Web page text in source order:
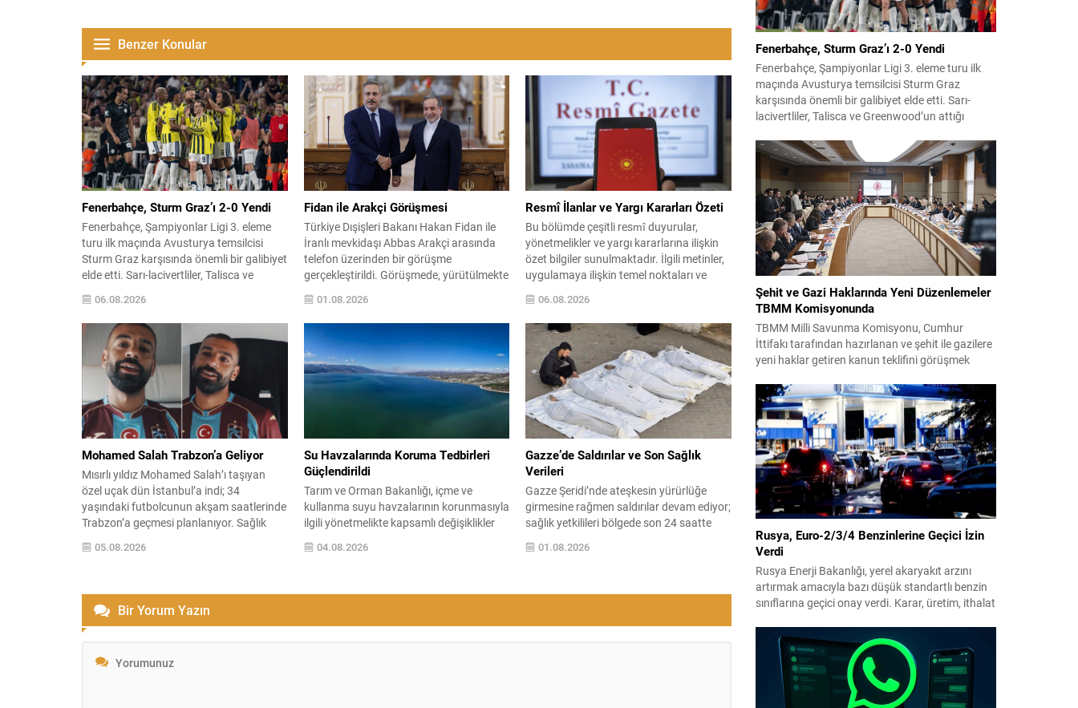
Benzer Konular
Fenerbahçe, Sturm Graz’ı 2-0 Yendi
Fenerbahçe, Şampiyonlar Ligi 3. eleme
turu ilk maçında Avusturya temsilcisi
Sturm Graz karşısında önemli bir galibiyet
elde etti. Sarı-lacivertliler, Talisca ve
Greenwood’un attığı gollerle sahadan 2-0
üstün ayrıldı ve rövanş öncesi avantaj
sağladı. Karşılaşma sonrası takım
yönetimi mücadeleyi değerlendirdi ve
gelecek planlarına dair bilgi verdi.
Futboldan sorumlu yönetici Cihan
Kamer,...
06.08.2026
Fidan ile Arakçi Görüşmesi
Türkiye Dışişleri Bakanı Hakan Fidan ile
İranlı mevkidaşı Abbas Arakçi arasında
telefon üzerinden bir görüşme
gerçekleştirildi. Görüşmede, yürütülmekte
olan müzakere sürecinin güncel durumu
ele alındı ve bölgedeki gerginliğin
azaltılmasına yönelik adımlar
değerlendirildi. Fidan, Türkiye’nin
çatışmaların sona ermesi ve kalıcı barışın
sağlanması için aktif bir rol oynamaya
devam edeceğini vurguladı. Bu...
01.08.2026
Resmî İlanlar ve Yargı Kararları Özeti
Bu bölümde çeşitli resmî duyurular,
yönetmelikler ve yargı kararlarına ilişkin
özet bilgiler sunulmaktadır. İlgili metinler,
uygulamaya ilişkin temel noktaları ve
yayımlanan düzenlemelerin kısa
açıklamalarını içerir. Aşağıdaki içerik,
farklı kategorilerdeki kararların ve
ilânların kolay okunur biçimde
düzenlenmiş hâlidir. Önemli başlıklar kalın
ve altı çizili şekilde vurgulanmıştır; böylece
dikkat çeken maddeler çabuk...
06.08.2026
Mohamed Salah Trabzon’a Geliyor
Mısırlı yıldız Mohamed Salah’ı taşıyan
özel uçak dün İstanbul’a indi; 34
yaşındaki futbolcunun akşam saatlerinde
Trabzon’a geçmesi planlanıyor. Sağlık
kontrollerinin ardından bordo-mavili
kulüple resmi sözleşmeyi imzalayacak.
numaralı formasıyla poz verdi ve kulübün
sosyal medya hesabından taraftarlara
seslendi: “Trabzon hazır mısın? Çok
05.08.2026
Su Havzalarında Koruma Tedbirleri
Güçlendirildi
Tarım ve Orman Bakanlığı, içme ve
kullanma suyu havzalarının korunmasıyla
ilgili yönetmelikte kapsamlı değişiklikler
yaptı. Yeni düzenleme, su kaynaklarına
zarar verebilecek faaliyetlere karşı daha
04.08.2026
Gazze’de Saldırılar ve Son Sağlık
Verileri
Gazze Şeridi’nde ateşkesin yürürlüğe
girmesine rağmen saldırılar devam ediyor;
sağlık yetkilileri bölgede son 24 saatte
hastanelere 2 sivil cenazesi ile 29
yaralının ulaştırıldığını açıkladı. Filistin
01.08.2026
Bir Yorum Yazın
Fenerbahçe, Sturm Graz’ı 2-0 Yendi
Fenerbahçe, Şampiyonlar Ligi 3. eleme turu ilk
maçında Avusturya temsilcisi Sturm Graz
karşısında önemli bir galibiyet elde etti. Sarı-
lacivertliler, Talisca ve Greenwood’un attığı
öncesi avantaj sağladı. Karşılaşma sonrası
takım yönetimi mücadeleyi değerlendirdi ve
gelecek planlarına dair bilgi verdi. Futboldan
sorumlu yönetici Cihan Kamer,...
Şehit ve Gazi Haklarında Yeni Düzenlemeler
TBMM Komisyonunda
TBMM Milli Savunma Komisyonu, Cumhur
İttifakı tarafından hazırlanan ve şehit ile gazilere
yeni haklar getiren kanun teklifini görüşmek
komisyonda kabul edildi ve bir dizi düzenleme
benimsendi. Teklif kapsamında, vazife
malullerinden hayatını kaybedenlerin anne ve
babalarına bağlanacak aylık tutarının, net asgari
ücretin altında olmayacağı hükme bağlanıyor....
Rusya, Euro-2/3/4 Benzinlerine Geçici İzin
Verdi
Rusya Enerji Bakanlığı, yerel akaryakıt arzını
artırmak amacıyla bazı düşük standartlı benzin
sınıflarına geçici onay verdi. Karar, üretim, ithalat
Temmuz 2027’ye kadar kaldırıyor. Açıklamada
bu düzenlemenin kalıcı bir çevre politikası
değişikliği anlamına gelmediği vurgulanıyor;
kararın geçici olduğu ve uzun vadeli çevre
hedeflerinden sapma amaçlanmadığı...